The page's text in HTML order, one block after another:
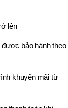
lên
bảo hành theo
khuyến mãi từ